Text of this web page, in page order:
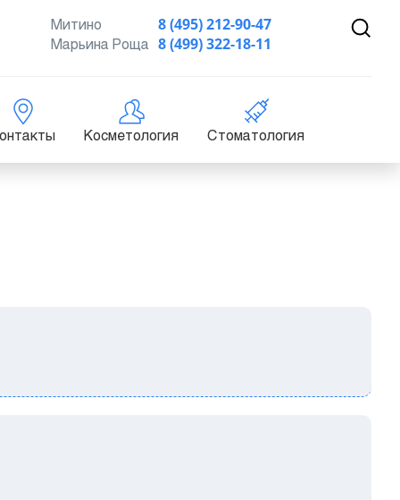
8 (495) 212-90-47
Митино
8 (499) 322-18-11
Марьина Роща
Косметология Стоматология